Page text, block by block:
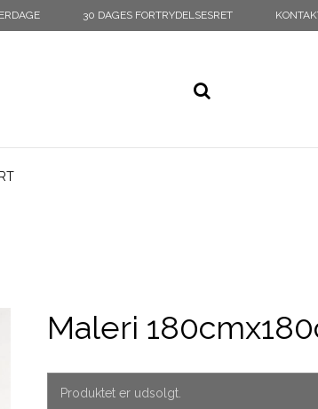
30 DAGES FORTRYDELSESRET
Maleri
Produktet er udsolgt.